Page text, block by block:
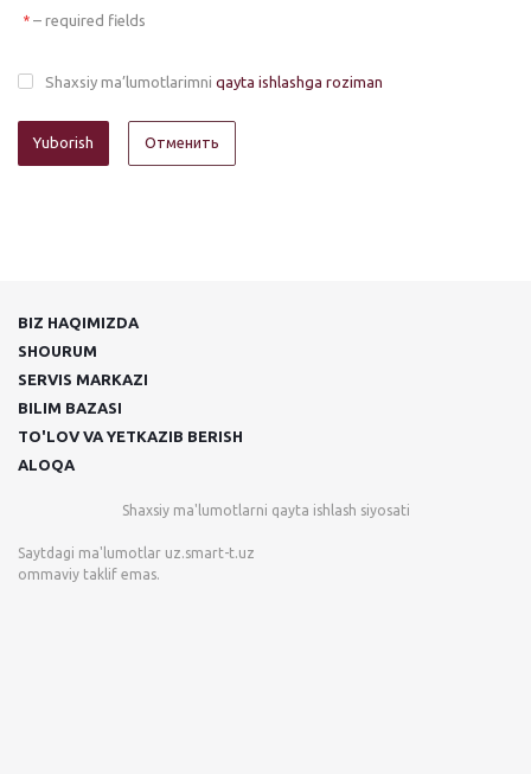
* – required fields
Shaxsiy ma’lumotlarimni qayta ishlashga roziman
Отменить
BIZ HAQIMIZDA
SHOURUM
SERVIS MARKAZI
BILIM BAZASI
TO'LOV VA YETKAZIB BERISH
ALOQA
Shaxsiy ma'lumotlarni qayta ishlash siyosati
Saytdagi ma'lumotlar uz.smart-t.uz
ommaviy taklif emas.